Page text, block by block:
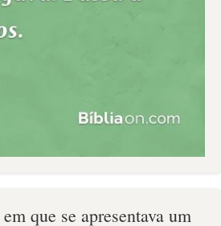
que se apresentava um